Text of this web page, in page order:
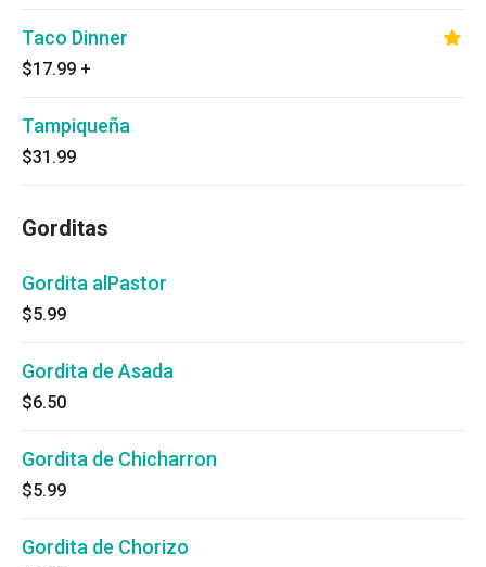
Taco Dinner
$17.99 +
Tampiqueña
$31.99
Gorditas
Gordita alPastor
$5.99
Gordita de Asada
$6.50
Gordita de Chicharron
$5.99
Gordita de Chorizo